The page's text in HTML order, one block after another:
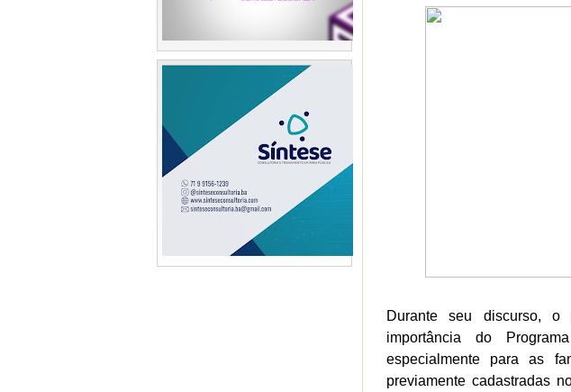
Durante seu discurso, o
importância do
especialmente para as
previamente cadastradas